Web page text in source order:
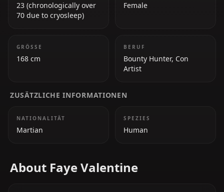
23 (chronologically over
70 due to cryosleep)
Female
GRÖSSE
168 cm
BERUF
Bounty Hunter, Con
Artist
ZUSÄTZLICHE INFORMATIONEN
NATIONALITÄT
Martian
SPEZIES
Human
About Faye Valentine